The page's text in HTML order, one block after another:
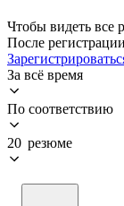
Чтобы видеть все
После
За всё время
По соответствию
20 резюме